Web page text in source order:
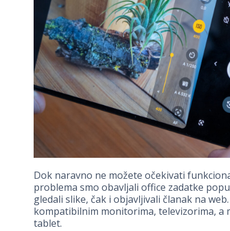
Dok naravno ne možete očekivati
problema smo obavljali office zadatke
gledali slike, čak i objavljivali članak na
kompatibilnim monitorima, televizorima, a
tablet.